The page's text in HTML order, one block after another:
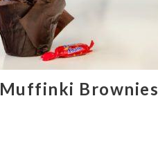
Muffinki Brownies